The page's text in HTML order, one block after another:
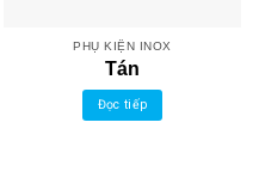
PHỤ KIỆN INOX
Tán
Đọc tiếp